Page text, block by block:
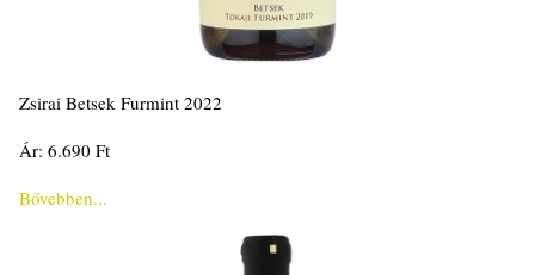
Zsirai Betsek Furmint 2022
Ár: 6.690 Ft
Bővebben...